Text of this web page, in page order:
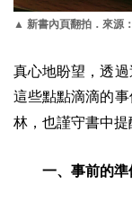
▲ 新書內頁翻拍．來源
真心地盼望，透
這些點點滴滴的
林，也謹守書中提
一、事前的準